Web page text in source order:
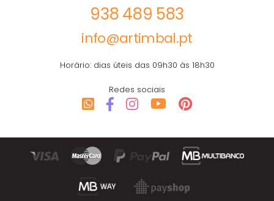
938 489 583
info@artimbal.pt
Horário: dias úteis das 09h30 às 18h30
Redes sociais